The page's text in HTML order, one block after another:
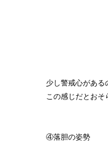
少し警戒心があ
この感じだとお
④落胆の姿勢